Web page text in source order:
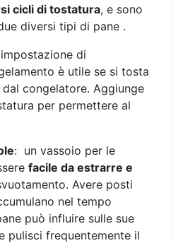
cicli di tostatura, e sono
diversi tipi di pane .
di
è utile se si tosta
congelatore. Aggiunge
per permettere al
: un vassoio per le
facile da estrarre e
Avere posti
nel tempo
può influire sulle sue
pulisci frequentemente il